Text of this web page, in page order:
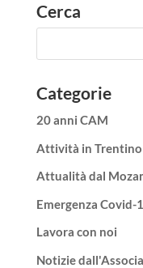
Cerca
Categorie
20 anni CAM
Attività in Trentino
Attualità dal
Emergenza Covid-
Lavora con noi
Notizie